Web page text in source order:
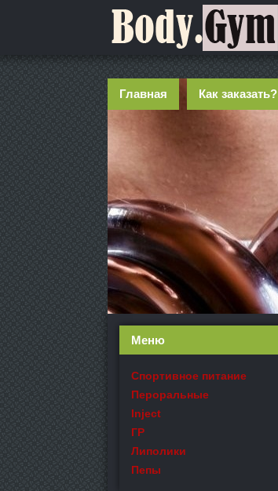
Главная Как заказать?
Меню
Спортивное питание
Пероральные
Inject
ГР
Липолики
Пепы